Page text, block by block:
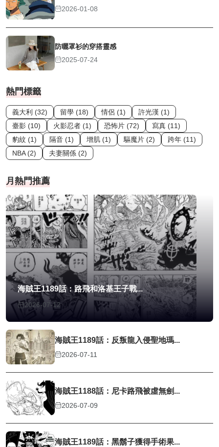
2026-01-08
防曬罩衫的穿搭靈感
2025-07-24
熱門標籤
義大利 (32) 留學 (18) 情侶 (1)
許光漢 (1)
臺影 (10)
火影忍者 (1) 恐怖片 (72)
寫真 (11)
豹紋 (1)
隔音 (1) 增肌 (1) 驅魔片 (2)
跨年 (11)
NBA (2)
夫妻關係 (2)
月熱門推薦
海賊王1189話：路飛和洛基王子戰...
2026-07-12
海賊王1189話：反叛龍入侵聖地瑪...
2026-07-11
海賊王1188話：尼卡路飛被虛無劍...
2026-07-09
海賊王1189話：黑鬍子獲得手術果...